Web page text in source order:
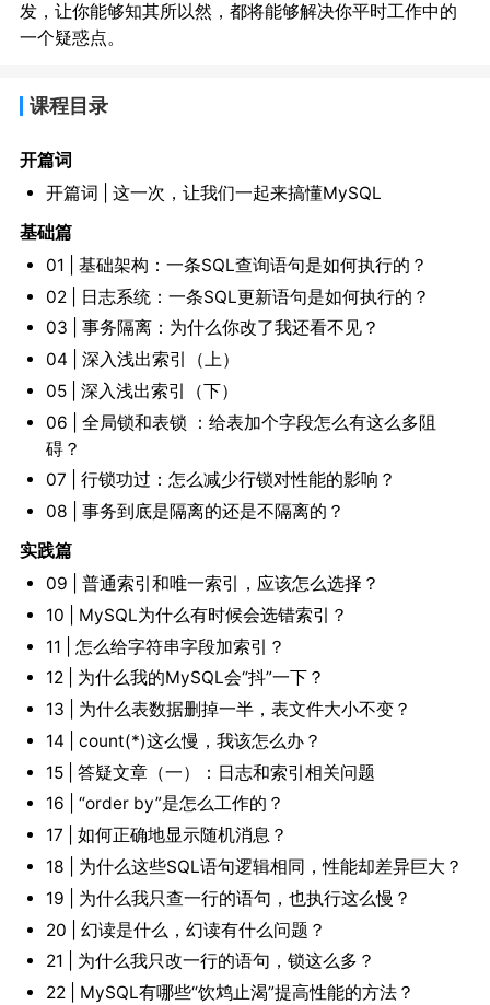
发，让你能够知其所以然，都将能够解决你平时工作中的
一个疑惑点。
课程目录
开篇词
开篇词 | 这一次，让我们一起来搞懂MySQL
基础篇
01 | 基础架构：一条SQL查询语句是如何执行的？
02 | 日志系统：一条SQL更新语句是如何执行的？
03 | 事务隔离：为什么你改了我还看不见？
04 | 深入浅出索引（上）
05 | 深入浅出索引（下）
06 | 全局锁和表锁 ：给表加个字段怎么有这么多阻
碍？
07 | 行锁功过：怎么减少行锁对性能的影响？
08 | 事务到底是隔离的还是不隔离的？
实践篇
09 | 普通索引和唯一索引，应该怎么选择？
10 | MySQL为什么有时候会选错索引？
11 | 怎么给字符串字段加索引？
12 | 为什么我的MySQL会“抖”一下？
13 | 为什么表数据删掉一半，表文件大小不变？
14 | count(*)这么慢，我该怎么办？
15 | 答疑文章（一）：日志和索引相关问题
16 | “order by”是怎么工作的？
17 | 如何正确地显示随机消息？
18 | 为什么这些SQL语句逻辑相同，性能却差异巨大？
19 | 为什么我只查一行的语句，也执行这么慢？
20 | 幻读是什么，幻读有什么问题？
21 | 为什么我只改一行的语句，锁这么多？
22 | MySQL有哪些“饮鸩止渴”提高性能的方法？